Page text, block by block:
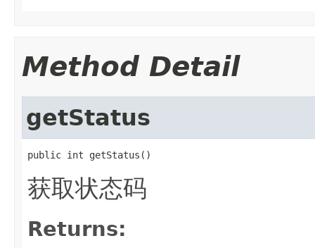
Method Detail
getStatus
public int getStatus()
获取状态码
Returns: